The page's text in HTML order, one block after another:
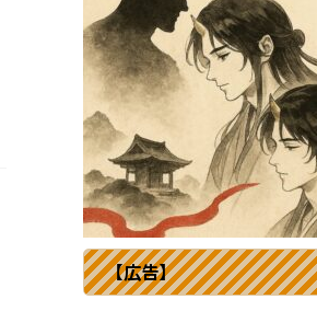
【広告】